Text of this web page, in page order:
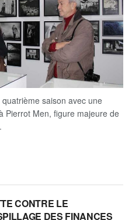
saison avec une
Pierrot Men, figure majeure de
CONTRE LE
DES FINANCES